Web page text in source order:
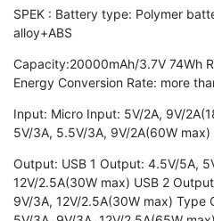
SPEK : Battery type: Polymer
alloy+ABS
Capacity:20000mAh/3.7V 74Wh
Energy Conversion Rate: more
Input: Micro Input: 5V/2A, 9V/
5V/3A, 5.5V/3A, 9V/2A(60W max)
Output: USB 1 Output: 4.5V/5A,
12V/2.5A(30W max) USB 2
9V/3A, 12V/2.5A(30W max) Type